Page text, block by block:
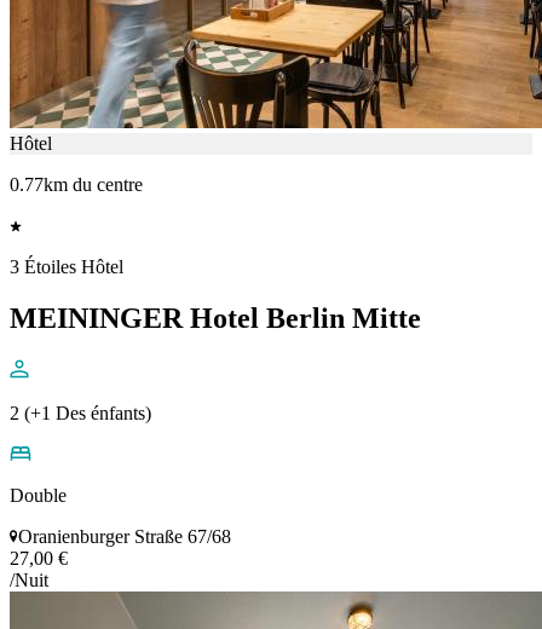
Hôtel
0.77km du centre
3 Étoiles Hôtel
MEININGER Hotel Berlin Mitte
2 (+1 Des énfants)
Double
Oranienburger Straße 67/68
27,00 €
/Nuit